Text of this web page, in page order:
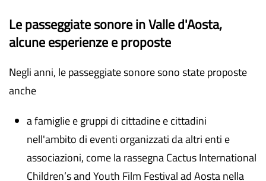
Le passeggiate sonore in Valle d'Aosta,
alcune esperienze e proposte
Negli anni, le passeggiate sonore sono state proposte
anche
a famiglie e gruppi di cittadine e cittadini
nell'ambito di eventi organizzati da altri enti e
associazioni, come la rassegna Cactus International
Children’s and Youth Film Festival ad Aosta nella